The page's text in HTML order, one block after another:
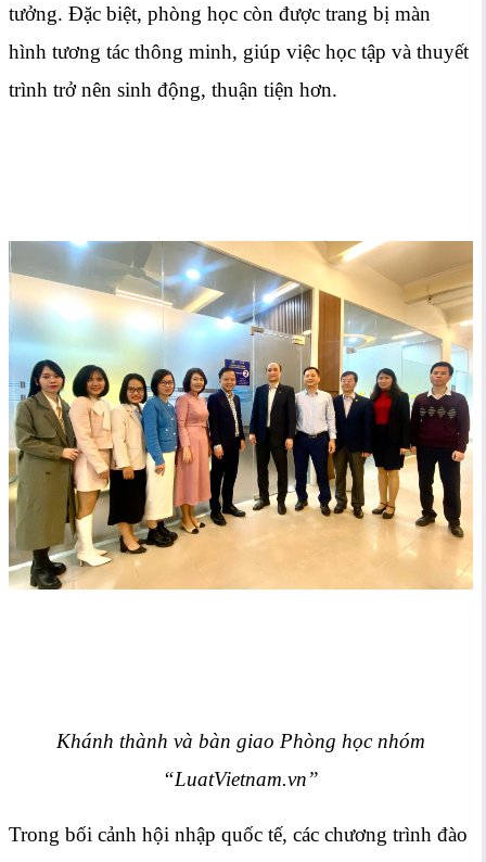
tưởng. Đặc biệt, phòng học còn được trang bị màn
hình tương tác thông minh, giúp việc học tập và thuyết
trình trở nên sinh động, thuận tiện hơn.
Khánh thành và bàn giao Phòng học nhóm
“LuatVietnam.vn”
Trong bối cảnh hội nhập quốc tế, các chương trình đào